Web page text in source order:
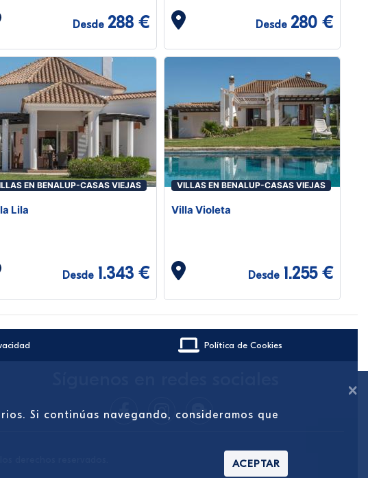
Desde 288 € Desde 280 €
EN BENALUP-CASAS VIEJAS
Lila
Desde 1.343 €
VILLAS EN BENALUP-CASAS VIEJAS
Villa Violeta
Desde 1.255 €
Política de Cookies
×
Si continúas navegando, consideramos que
ACEPTAR